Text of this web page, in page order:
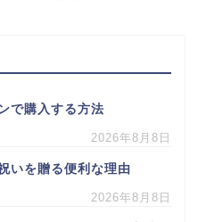
で購入する方法
2026年8月8日
いを贈る便利な理由
2026年8月8日